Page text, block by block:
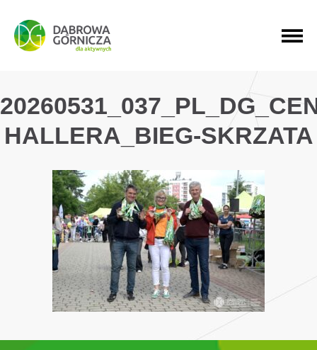
PRZEJDŹ DO MENU GŁÓWNEGO
PRZEJDŹ DO WYSZUKIWARKI
PRZEJDŹ DO TREŚCI
HALLERA_BIEG-SKRZATA